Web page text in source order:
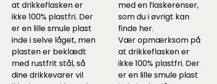
at drikkeflasken er
ikke 100% plastfri. Der
er en lille smule plast
inde i selve låget, men
plasten er beklædt
med rustfrit stål, så
dine drikkevarer vil
med en flaskerenser,
som du i øvrigt kan
finde her.
Vær opmærksom på
at drikkeflasken er
ikke 100% plastfri. Der
er en lille smule plast